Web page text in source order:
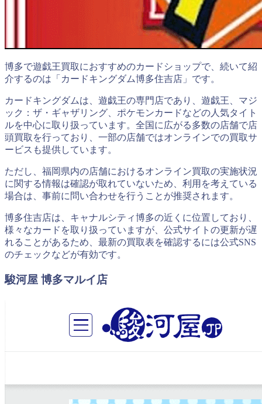
博多で遊戯王買取におすすめのカードショップで、続いて紹
介するのは「カードキングダム博多住吉店」です。
カードキングダムは、遊戯王の専門店であり、遊戯王、マジ
ック：ザ・ギャザリング、ポケモンカードなどの人気タイト
ルを中心に取り扱っています。全国に広がる多数の店舗で店
頭買取を行っており、一部の店舗ではオンラインでの買取サ
ービスも提供しています。
ただし、福岡県内の店舗におけるオンライン買取の実施状況
に関する情報は確認が取れていないため、利用を考えている
場合は、事前に問い合わせを行うことが推奨されます。
博多住吉店は、キャナルシティ博多の近くに位置しており、
様々なカードを取り扱っていますが、公式サイトの更新が遅
れることがあるため、最新の買取表を確認するには公式SNS
のチェックなどが有効です。
駿河屋 博多マルイ店